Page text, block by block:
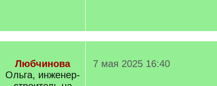
Любчинова
Ольга, инженер-
7 мая 2025 16:40